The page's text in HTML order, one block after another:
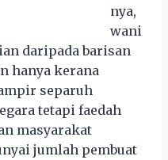
nya,
wani
daripada barisan
hanya kerana
separuh
tetapi faedah
masyarakat
jumlah pembuat